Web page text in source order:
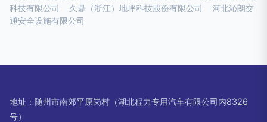
科技有限公司
久鼎（浙江）地坪科技股份有限公司
河北沁朗交
通安全设施有限公司
地址：随州市南郊平原岗村（湖北程力专用汽车有限公司内8326
号）